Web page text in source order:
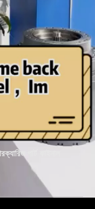
পার্ট ফাইনাল